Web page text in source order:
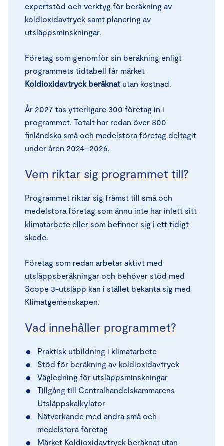
expertstöd och verktyg för beräkning av
koldioxidavtryck samt planering av
utsläppsminskningar.
Företag som genomför sin beräkning enligt
programmets tidtabell får märket
Koldioxidavtryck beräknat utan kostnad.
År 2027 tas ytterligare 300 företag in i
programmet. Totalt har redan över 800
finländska små och medelstora företag deltagit
under åren 2024–2026.
Vem riktar sig programmet till?
Programmet riktar sig främst till små och
medelstora företag som ännu inte har inlett sitt
klimatarbete eller som befinner sig i ett tidigt
skede.
Företag som redan arbetar aktivt med
utsläppsberäkningar och behöver stöd med
Scope 3-utsläpp kan i stället bekanta sig med
Klimatgemenskapen.
Vad innehåller programmet?
Praktisk utbildning i klimatarbete
Stöd för beräkning av koldioxidavtryck
Vägledning för utsläppsminskningar
Tillgång till Centralhandelskammarens
Utsläppskalkylator
Nätverkande med andra små och
medelstora företag
Märket Koldioxidavtryck beräknat utan